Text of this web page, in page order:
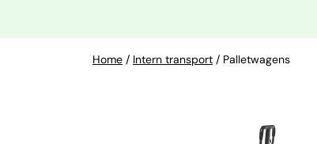
Home / Intern transport / Palletwagens